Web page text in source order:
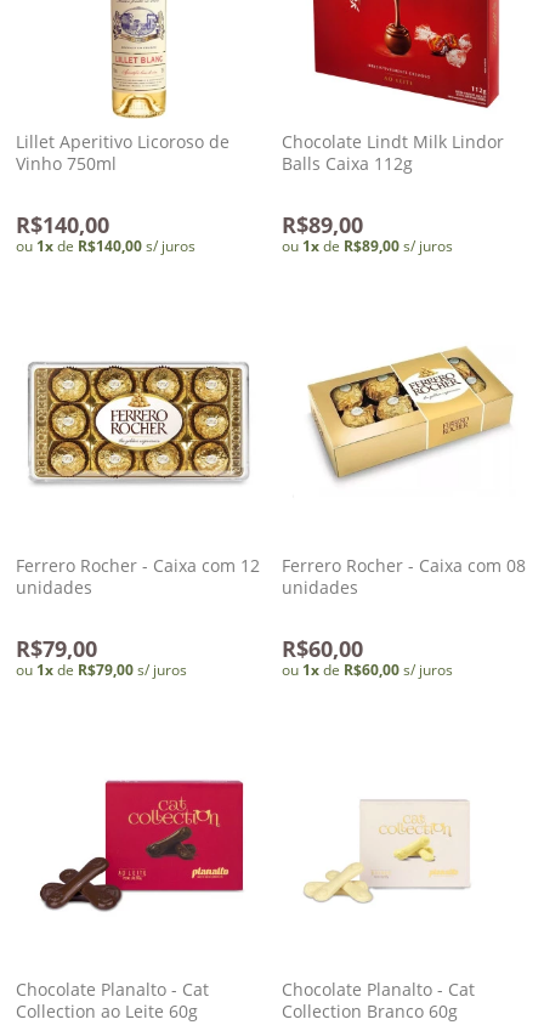
Lillet Aperitivo Licoroso de
Vinho 750ml
R$140,00
ou 1xde R$140,00s/ juros
Chocolate Lindt Milk Lindor
Balls Caixa 112g
R$89,00
ou 1xde R$89,00s/ juros
Ferrero Rocher - Caixa com 12
unidades
R$79,00
ou 1xde R$79,00s/ juros
Ferrero Rocher - Caixa com 08
unidades
R$60,00
ou 1xde R$60,00s/ juros
Chocolate Planalto - Cat
Collection ao Leite 60g
Chocolate Planalto - Cat
Collection Branco 60g